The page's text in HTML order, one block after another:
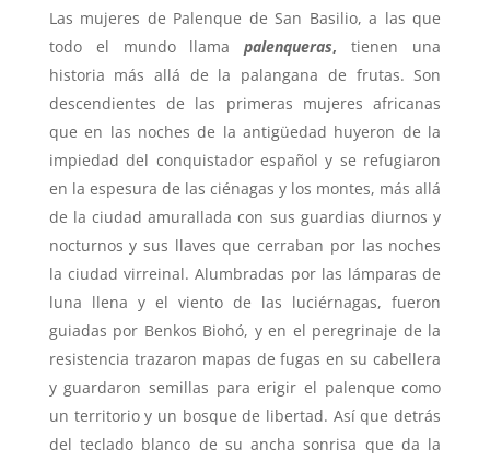
Las mujeres de Palenque de San Basilio, a las que
todo el mundo llamapalenqueras, tienen una
historia más allá de la palangana de frutas. Son
descendientes de las primeras mujeres africanas
que en las noches de la antigüedad huyeron de la
impiedad del conquistador español y se refugiaron
en la espesura de las ciénagas y los montes, más allá
de la ciudad amurallada con sus guardias diurnos y
nocturnos y sus llaves que cerraban por las noches
la ciudad virreinal. Alumbradas por las lámparas de
luna llena y el viento de las luciérnagas, fueron
guiadas por Benkos Biohó, y en el peregrinaje de la
resistencia trazaron mapas de fugas en su cabellera
y guardaron semillas para erigir el palenque como
un territorio y un bosque de libertad. Así que detrás
del teclado blanco de su ancha sonrisa que da la